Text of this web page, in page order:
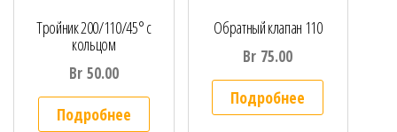
Тройник 200/110/45° с
кольцом
Br 50.00
Подробнее
Обратный клапан 110
Br 75.00
Подробнее